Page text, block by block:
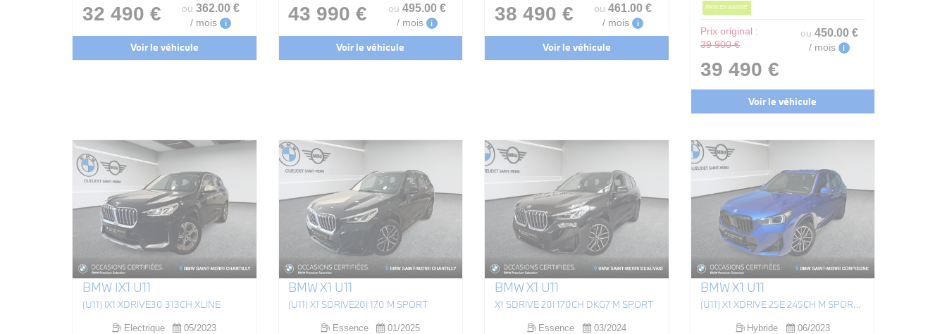
32 490 € ou362.00 €
/ mois i
Voir le véhicule
43 990 € ou 495.00 €
/ mois i
Voir le véhicule
38 490 € ou461.00 €
/ mois i
Voir le véhicule
PRIX EN BAISSE
Prix original :
39 900 €
39 490 €
ou 450 .00 €
/ mois i
Voir le véhicule
BMW IX1 U11
(U11) IX1 XDRIVE30 313CH XLINE
Electrique 05/2023
BMW X1 U11
(U11) X1 SDRIVE20I 170 M SPORT
Essence 01/2025
BMW X1 U11
X1 SDRIVE 20I 170CH DKG7 M SPORT
Essence 03/2024
BMW X1 U11
(U11) X1 XDRIVE 25E 245CH M SPORT DKG7
Hybride 06/2023